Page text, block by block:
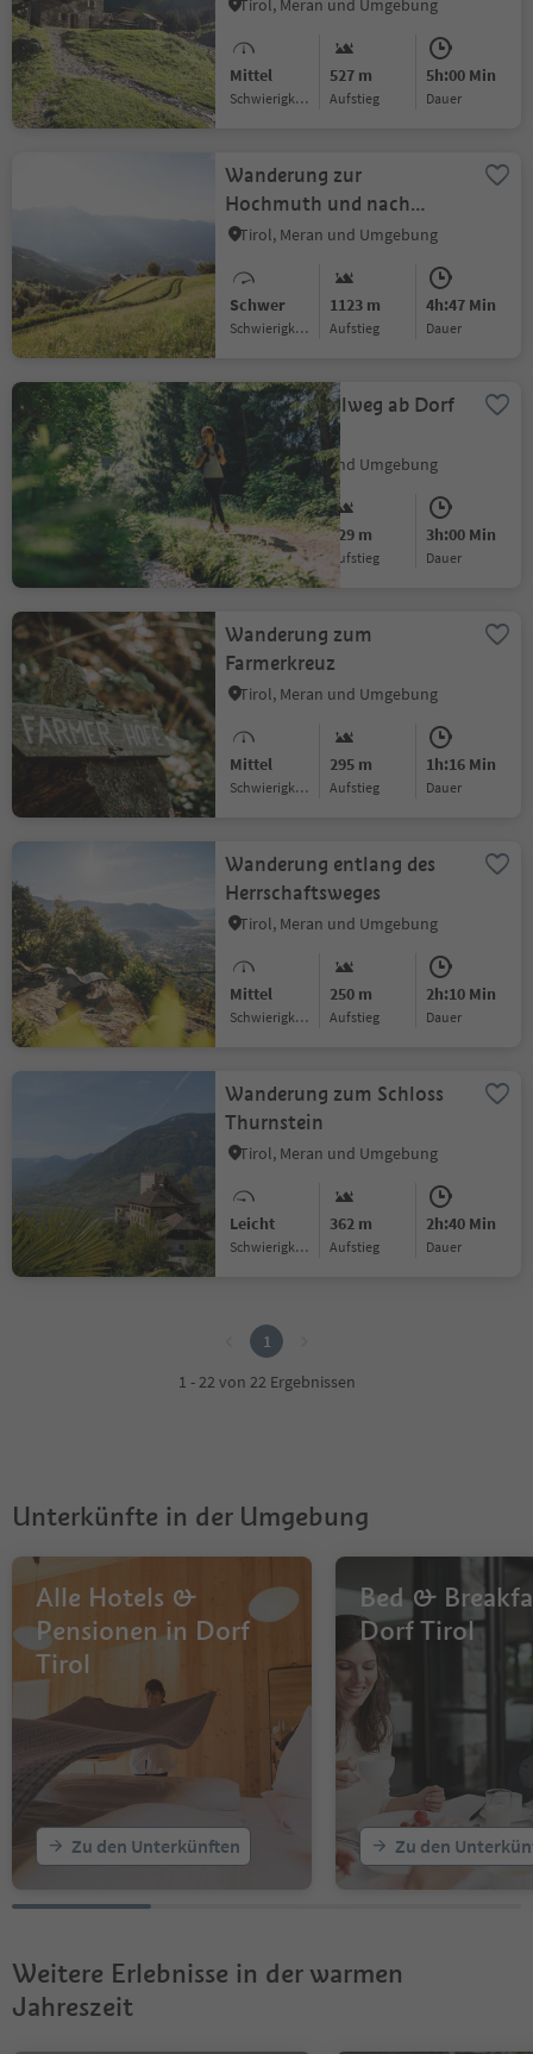
Tirol, Meran und Umgebung
Mittel
Schwierigkeitsgrad
527 m
Aufstieg
5h:00 Min
Dauer
Wanderung zur
Hochmuth und nach
Vellau
Tirol, Meran und Umgebung
Schwer
Schwierigkeitsgrad
1123 m
Aufstieg
4h:47 Min
Dauer
Kuenser Waalweg ab Dorf
Tirol
Tirol, Meran und Umgebung
Mittel
Schwierigkeitsgrad
229 m
Aufstieg
3h:00 Min
Dauer
Wanderung zum
Farmerkreuz
Tirol, Meran und Umgebung
Mittel
Schwierigkeitsgrad
295 m
Aufstieg
1h:16 Min
Dauer
Wanderung entlang des
Herrschaftsweges
Tirol, Meran und Umgebung
Mittel
Schwierigkeitsgrad
250 m
Aufstieg
2h:10 Min
Dauer
Wanderung zum Schloss
Thurnstein
Tirol, Meran und Umgebung
Leicht
Schwierigkeitsgrad
362 m
Aufstieg
2h:40 Min
Dauer
1
1 - 22 von 22 Ergebnissen
Unterkünfte in der Umgebung
Alle Hotels &
Pensionen in Dorf
Tirol
Zu den Unterkünften
Bed &
Dorf Tirol
Zu den
Weitere Erlebnisse in der warmen
Jahreszeit